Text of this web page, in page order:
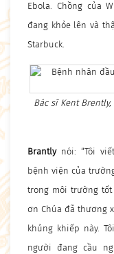
Ebola. Chồng của
đang khỏe lên và
Starbuck.
Bác sĩ Kent
Brantlynói: “Tôi
bệnh viện của
trong môi trường tốt
ơn Chúa đã thương
khủng khiếp này.
người đang cầu